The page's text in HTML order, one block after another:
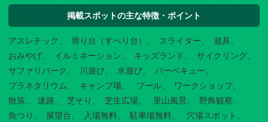
掲載スポットの主な特徴・ポイント
アスレチック 滑り台（すべり台） スライダー
遊具
おみやげ
イルミネーション キッズランド
サイクリング
サファリパーク
川遊び 水遊び
バーベキュー
プラネタリウム
キャンプ場 プール
ワークショップ
散策
迷路 芝そり 芝生広場 里山風景
野鳥観察
魚つり
展望台 入場無料 駐車場無料
穴場スポット